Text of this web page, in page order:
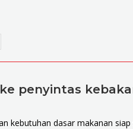
penyintas
kebutuhan dasar makanan